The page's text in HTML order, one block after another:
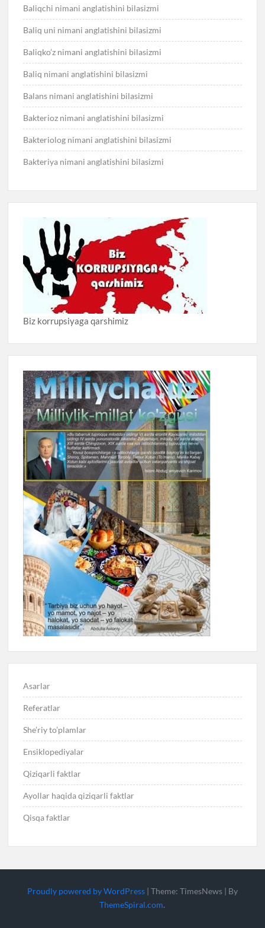
Baliqchi nimani anglatishini bilasizmi
Baliq uni nimani anglatishini bilasizmi
Baliqko’z nimani anglatishini bilasizmi
Baliq nimani anglatishini bilasizmi
Balans nimani anglatishini bilasizmi
Bakterioz nimani anglatishini bilasizmi
Bakteriolog nimani anglatishini bilasizmi
Bakteriya nimani anglatishini bilasizmi
Biz korrupsiyaga qarshimiz
Asarlar
Referatlar
She’riy to’plamlar
Ensiklopediyalar
Qiziqarli faktlar
Ayollar haqida qiziqarli faktlar
Qisqa faktlar
Proudly powered by WordPress | Theme: TimesNews | By
ThemeSpiral.com.